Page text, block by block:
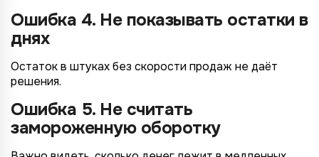
Ошибка 4. Не показывать остатки в
днях
Остаток в штуках без скорости продаж не даёт
решения.
Ошибка 5. Не считать
замороженную оборотку